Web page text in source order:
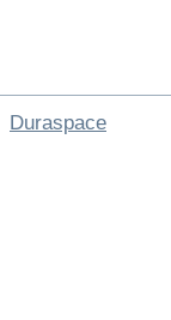
Duraspace